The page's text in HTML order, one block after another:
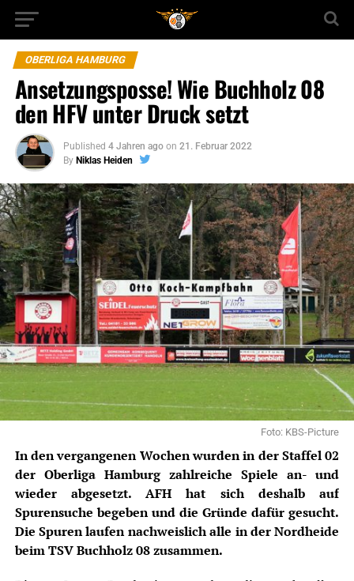
OBERLIGA HAMBURG
Ansetzungsposse! Wie Buchholz 08
den HFV unter Druck setzt
Published 4 Jahren ago on 21. Februar 2022
By Niklas Heiden
Foto: KBS-Picture
In den vergangenen Wochen wurden in der Staffel 02
der Oberliga Hamburg zahlreiche Spiele an- und
wieder abgesetzt. AFH hat sich deshalb auf
Spurensuche begeben und die Gründe dafür gesucht.
Die Spuren laufen nachweislich alle in der Nordheide
beim TSV Buchholz 08 zusammen.